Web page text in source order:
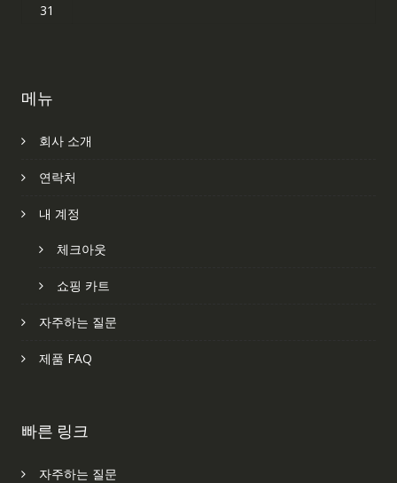
31
메뉴
회사 소개
연락처
내 계정
체크아웃
쇼핑 카트
자주하는 질문
제품 FAQ
빠른 링크
자주하는 질문